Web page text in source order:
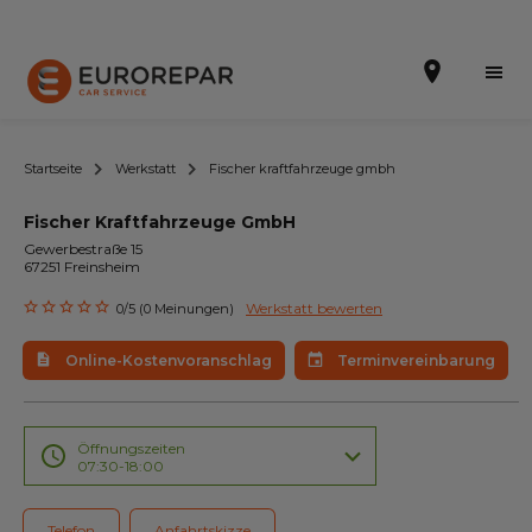
Terminvereinbarung
Online-Kostenvoranschlag
Die Marke
Leistungen
Angebote
Startseite Werkstatt Fischer kraftfahrzeuge gmbh
Fischer Kraftfahrzeuge GmbH
Gewerbestraße 15
67251 Freinsheim
0/5 (0 Meinungen) Werkstatt bewerten
Online-Kostenvoranschlag Terminvereinbarung
Öffnungszeiten
07:30-18:00